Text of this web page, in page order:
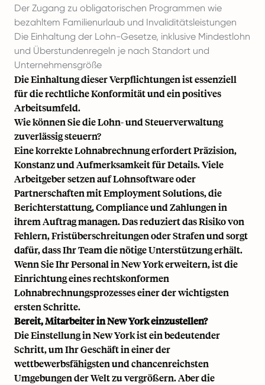
Der Zugang zu obligatorischen Programmen wie
bezahltem Familienurlaub und Invaliditätsleistungen
Die Einhaltung der Lohn-Gesetze, inklusive Mindestlohn
und Überstundenregeln je nach Standort und
Unternehmensgröße
Die Einhaltung dieser Verpflichtungen ist essenziell
für die rechtliche Konformität und ein positives
Arbeitsumfeld.
Wie können Sie die Lohn- und Steuerverwaltung
zuverlässig steuern?
Eine korrekte Lohnabrechnung erfordert Präzision,
Konstanz und Aufmerksamkeit für Details. Viele
Arbeitgeber setzen auf Lohnsoftware oder
Partnerschaften mit Employment Solutions, die
Berichterstattung, Compliance und Zahlungen in
ihrem Auftrag managen. Das reduziert das Risiko von
Fehlern, Fristüberschreitungen oder Strafen und sorgt
dafür, dass Ihr Team die nötige Unterstützung erhält.
Wenn Sie Ihr Personal in New York erweitern, ist die
Einrichtung eines rechtskonformen
Lohnabrechnungsprozesses einer der wichtigsten
ersten Schritte.
Bereit, Mitarbeiter in New York einzustellen?
Die Einstellung in New York ist ein bedeutender
Schritt, um Ihr Geschäft in einer der
wettbewerbsfähigsten und chancenreichsten
Umgebungen der Welt zu vergrößern. Aber die